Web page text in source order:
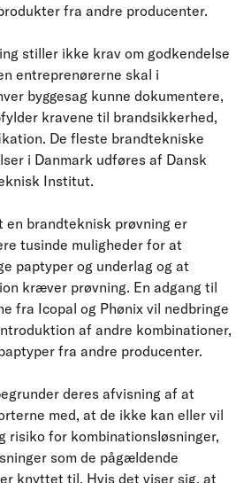
fra andre producenter.
stiller ikke krav om godkendelse
entreprenørerne skal i
byggesag kunne dokumentere,
kravene til brandsikkerhed,
De fleste brandtekniske
i Danmark udføres af Dansk
Institut.
en brandteknisk prøvning er
tusinde muligheder for at
paptyper og underlag og at
kræver prøvning. En adgang til
fra Icopal og Phønix vil nedbringe
af andre kombinationer,
fra andre producenter.
deres afvisning af at
med, at de ikke kan eller vil
risiko for kombinationsløsninger,
som de pågældende
knyttet til. Hvis det viser sig, at